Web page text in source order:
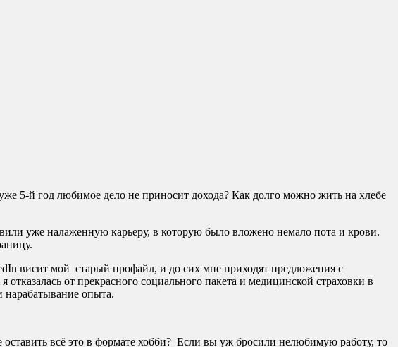
5-й год любимое дело не приносит дохода? Как долго можно жить на хлебе
уже налаженную карьеру, в которую было вложено немало пота и крови.
висит мой старый профайл, и до сих мне приходят предложения с
от прекрасного социального пакета и медицинской страховки в
нарабатывание опыта.
всё это в формате хобби? Если вы уж бросили нелюбимую работу, то